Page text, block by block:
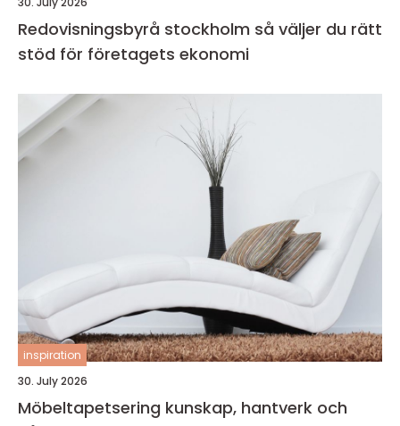
Redovisningsbyrå stockholm så väljer du rätt
stöd för företagets ekonomi
inspiration
30. July 2026
Möbeltapetsering kunskap, hantverk och